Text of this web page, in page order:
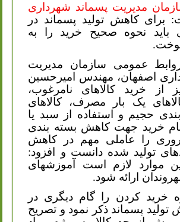
مدیریت پسماند شهرداری
برای کاهش تولید پسماند در
نحوه صحیح خرید را به
عمومی سازمان مدیریت
اصفهان، مهندس امیرحسین
از خرید کالاهای نامرغوب،
یک بار مصرف، کالاهای
حجیم و استفاده از سبد یا
خرید جهت کاهش بسته بندی
را عاملی مهم در کاهش
تولید شده دانست و افزود:
موارد لازم است آموزشهای
ارائه شود.
خرید کردن را گام دیگری در
تولید پسماند ذکر نمود و تصریح